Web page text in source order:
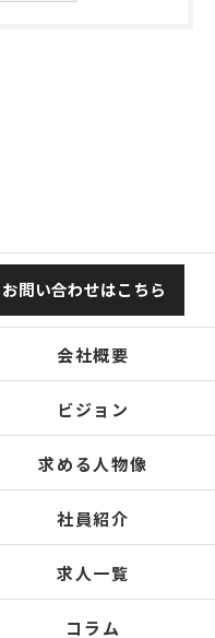
お問い合わせはこちら
会社概要
ビジョン
求める人物像
社員紹介
求人一覧
コラム